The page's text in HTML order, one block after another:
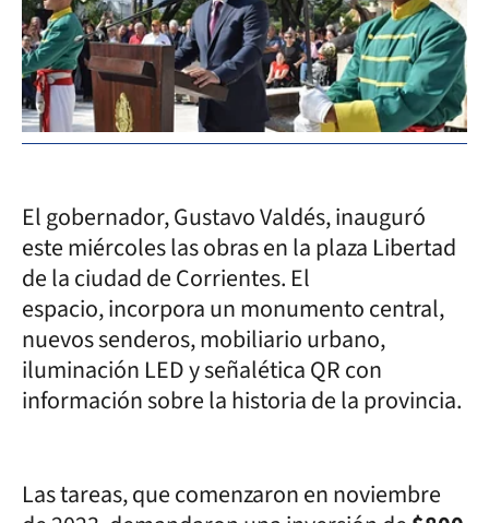
El gobernador, Gustavo Valdés, inauguró
este miércoles las obras en la plaza Libertad
de la ciudad de Corrientes. El
espacio, incorpora un monumento central,
nuevos senderos, mobiliario urbano,
iluminación LED y señalética QR con
información sobre la historia de la provincia.
Las tareas, que comenzaron en noviembre